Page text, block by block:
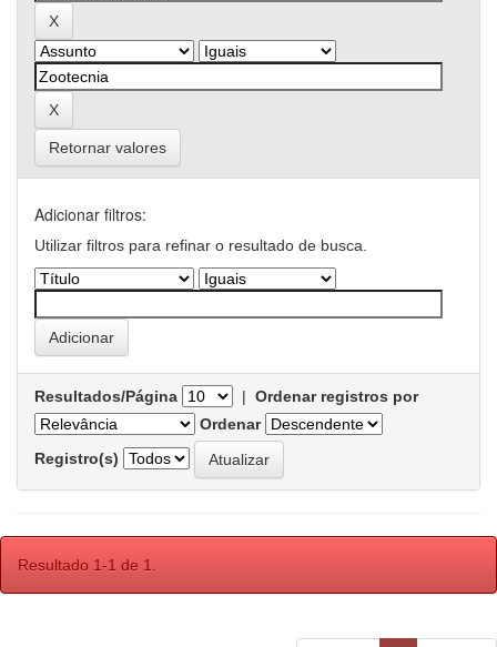
Retornar valores
Adicionar filtros:
Utilizar filtros para refinar o resultado de busca.
Resultados/Página | Ordenar registros por
Ordenar
Registro(s)
Resultado 1-1 de 1.